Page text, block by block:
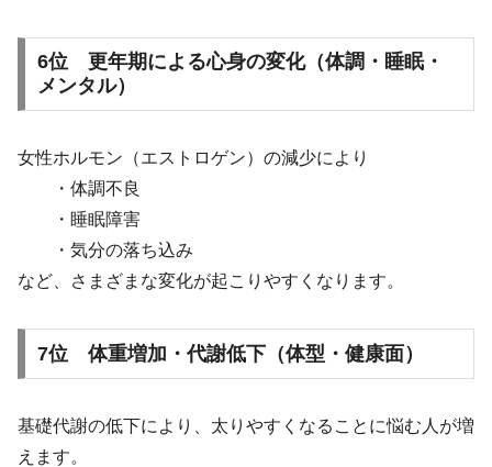
6位 更年期による心身の変化（体調・睡眠・
メンタル）
女性ホルモン（エストロゲン）の減少により
・体調不良
・睡眠障害
・気分の落ち込み
など、さまざまな変化が起こりやすくなります。
7位 体重増加・代謝低下（体型・健康面）
基礎代謝の低下により、太りやすくなることに悩む人が増
えます。